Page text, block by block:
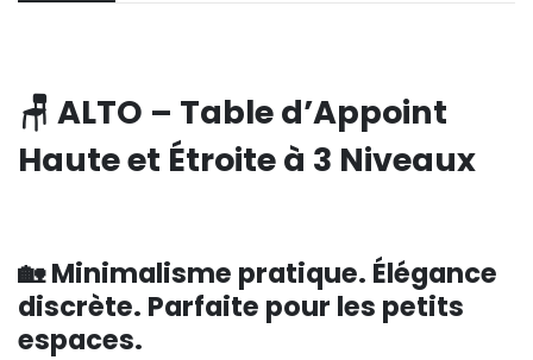
🪑 ALTO – Table d’Appoint
Haute et Étroite à 3 Niveaux
🏡 Minimalisme pratique. Élégance
discrète. Parfaite pour les petits
espaces.